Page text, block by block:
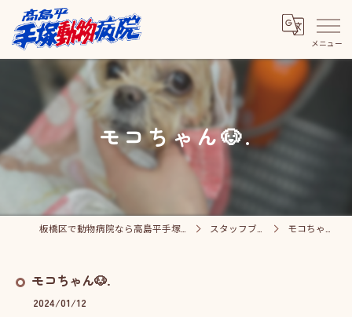
モコちゃん🐶.
スタッフブログ モコちゃん🐶.
モコちゃん🐶.
2024/01/12